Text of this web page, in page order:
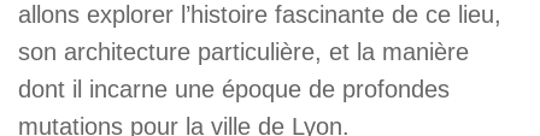
allons explorer l’histoire fascinante de ce lieu,
son architecture particulière, et la manière
dont il incarne une époque de profondes
mutations pour la ville de Lyon.